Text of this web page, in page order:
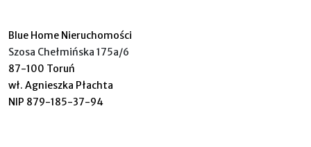
Blue Home Nieruchomości
Szosa Chełmińska 175a/6
87-100 Toruń
wł. Agnieszka Płachta
NIP 879-185-37-94